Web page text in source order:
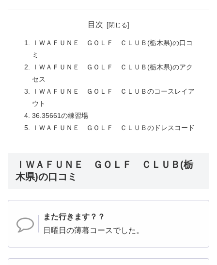
目次
ＩＷＡＦＵＮＥ ＧＯＬＦ ＣＬＵＢ(栃木県)の口コ
ミ
ＩＷＡＦＵＮＥ ＧＯＬＦ ＣＬＵＢ(栃木県)のアク
セス
ＩＷＡＦＵＮＥ ＧＯＬＦ ＣＬＵＢのコースレイア
ウト
36.35661の練習場
ＩＷＡＦＵＮＥ ＧＯＬＦ ＣＬＵＢのドレスコード
ＩＷＡＦＵＮＥ ＧＯＬＦ ＣＬＵＢ(栃
木県)の口コミ
また行きます？？
日曜日の薄暮コースでした。